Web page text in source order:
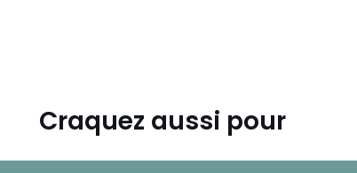
Craquez aussi pour